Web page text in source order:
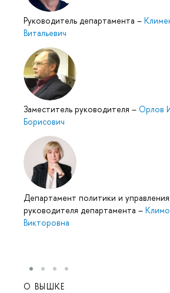
Руководитель департамента –
Витальевич
Заместитель руководителя – Орлов
Борисович
Департамент политики и
руководителя департамента –
Викторовна
О ВЫШКЕ